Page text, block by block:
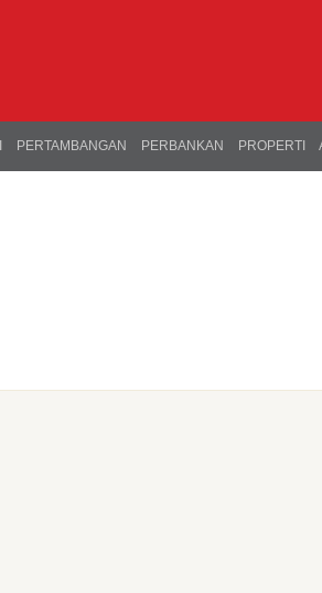
PERTAMBANGAN PERBANKAN PROPERTI